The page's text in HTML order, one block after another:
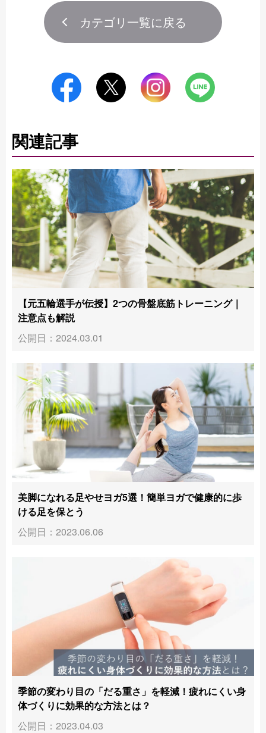
カテゴリ一覧に戻る
関連記事
【元五輪選手が伝授】2つの骨盤底筋トレーニング｜
注意点も解説
公開日：2024.03.01
美脚になれる足やせヨガ5選！簡単ヨガで健康的に歩
ける足を保とう
公開日：2023.06.06
季節の変わり目の「だる重さ」を軽減！疲れにくい身
体づくりに効果的な方法とは？
公開日：2023.04.03